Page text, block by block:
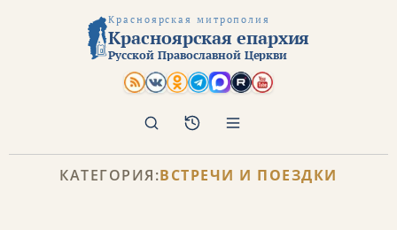
Красноярская митрополия
Красноярская епархия
Русской Православной Церкви
Архив
Поиск
КАТЕГОРИЯ:ВСТРЕЧИ И ПОЕЗДКИ